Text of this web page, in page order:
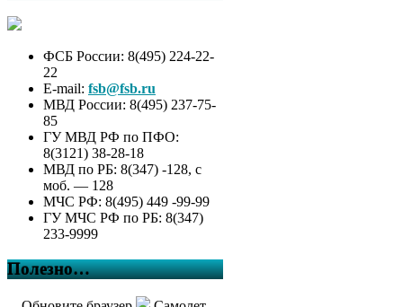
ФСБ России: 8(495) 224-22-
22
E-mail: fsb@fsb.ru
МВД России: 8(495) 237-75-
85
ГУ МВД РФ по ПФО:
8(3121) 38-28-18
МВД по РБ: 8(347) -128, с
моб. — 128
МЧС РФ: 8(495) 449 -99-99
ГУ МЧС РФ по РБ: 8(347)
233-9999
Полезно…